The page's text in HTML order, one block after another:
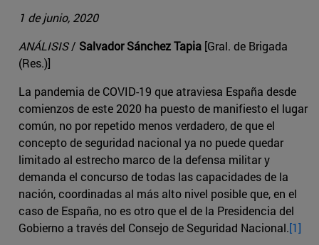
1 de junio, 2020
ANÁLISIS/ Salvador Sánchez Tapia [Gral. de Brigada
(Res.)]
La pandemia de COVID-19 que atraviesa España desde
comienzos de este 2020 ha puesto de manifiesto el lugar
común, no por repetido menos verdadero, de que el
concepto de seguridad nacional ya no puede quedar
limitado al estrecho marco de la defensa militar y
demanda el concurso de todas las capacidades de la
nación, coordinadas al más alto nivel posible que, en el
caso de España, no es otro que el de la Presidencia del
Gobierno a través del Consejo de Seguridad Nacional.[1]